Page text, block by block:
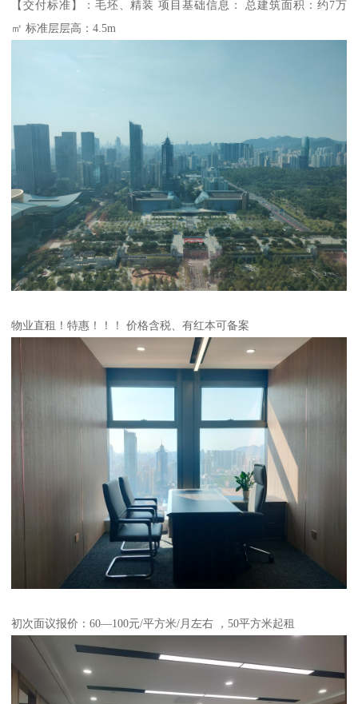
【交付标准】：毛坯、精装 项目基础信息： 总建筑面积：约7万
㎡ 标准层层高：4.5m
物业直租！特惠！！！ 价格含税、有红本可备案
初次面议报价：60—100元/平方米/月左右 ，50平方米起租